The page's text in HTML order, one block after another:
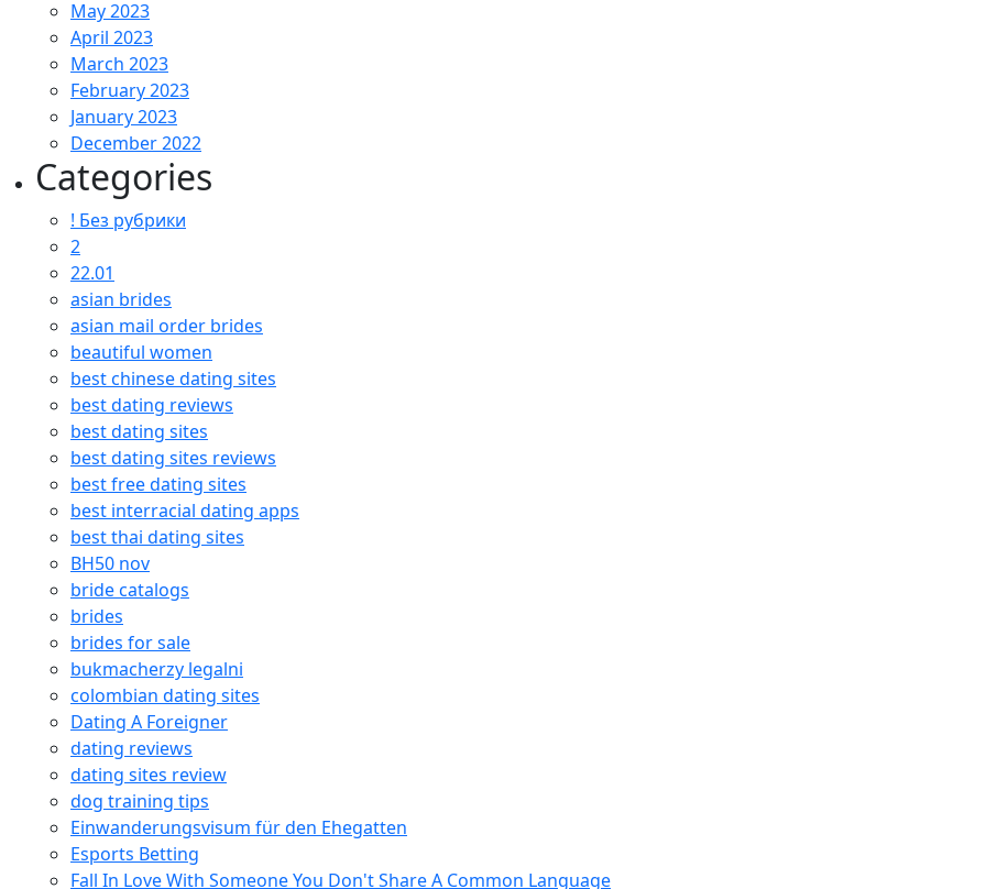
May 2023
April 2023
March 2023
February 2023
January 2023
December 2022
Categories
! Без рубрики
2
22.01
asian brides
asian mail order brides
beautiful women
best chinese dating sites
best dating reviews
best dating sites
best dating sites reviews
best free dating sites
best interracial dating apps
best thai dating sites
BH50 nov
bride catalogs
brides
brides for sale
bukmacherzy legalni
colombian dating sites
Dating A Foreigner
dating reviews
dating sites review
dog training tips
Einwanderungsvisum für den Ehegatten
Esports Betting
Fall In Love With Someone You Don't Share A Common Language